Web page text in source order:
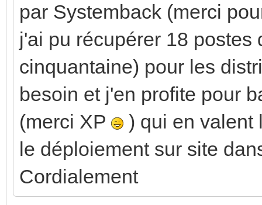
par Systemback (merci
j'ai pu récupérer 18
cinquantaine) pour les
besoin et j'en profite pour
(merci XP
) qui en valent
le déploiement sur site
Cordialement